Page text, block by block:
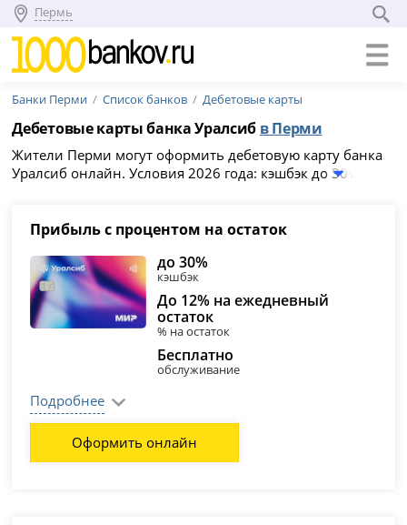
Пермь
Банки Перми Список банков Дебетовые карты
Дебетовые карты банка Уралсиб в Перми
Жители Перми могут оформить дебетовую карту банка
Уралсиб онлайн. Условия 2026 года: кэшбэк до 30%,
заполните заявку на официальном сайте банка. Список
Классическая, Премиальная дебетовая карта MIR
Supreme,Прибыль для иностранных граждан
+1000 рублей за Нейроквиз. Где оформить дебетовую
карту банка Уралсиб в Перми и снимать наличные -
список адресов отделений и банкоматов
Прибыль с процентом на остаток
до 30%
кэшбэк
До 12% на ежедневный
остаток
% на остаток
Бесплатно
обслуживание
Подробнее
Оформить онлайн